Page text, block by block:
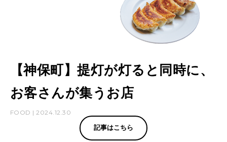
【神保町】提灯が灯ると同時に、
お客さんが集うお店
FOOD | 2024.12.30
記事はこちら